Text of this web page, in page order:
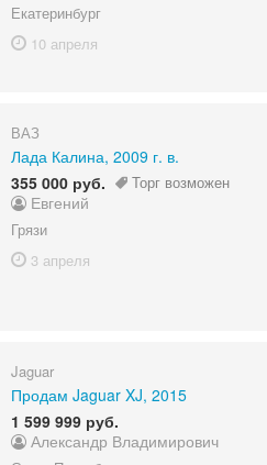
Екатеринбург
10 апреля
ВАЗ
Лада Калина, 2009 г. в.
355 000 руб.
Торг возможен
Евгений
Грязи
3 апреля
Jaguar
Продам Jaguar XJ, 2015
1 599 999 руб.
Александр Владимирович